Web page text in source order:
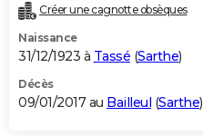
Créer une cagnotte obsèques
Naissance
31/12/1923 à Tassé (Sarthe)
Décès
09/01/2017 au Bailleul (Sarthe)